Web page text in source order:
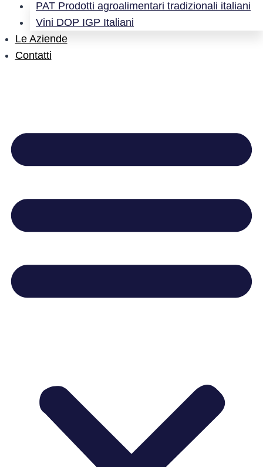
PAT Prodotti agroalimentari tradizionali italiani
Vini DOP IGP Italiani
Le Aziende
Contatti